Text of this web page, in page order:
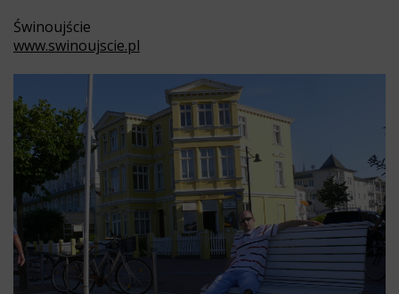
Świnoujście
www.swinoujscie.pl